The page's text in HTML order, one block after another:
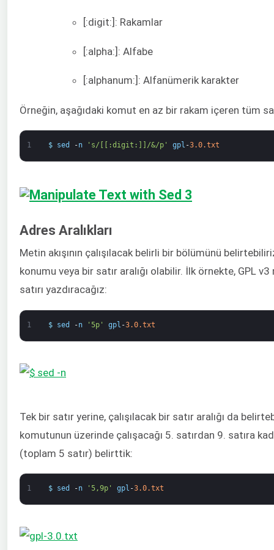
[:digit:]: Rakamlar
[:alpha:]: Alfabe
[:alphanum:]: Alfanümerik karakter
Örneğin, aşağıdaki komut en az bir rakam içeren tüm
1 $ sed -n 's/[[:digit:]]/&/p' gpl -3.0.txt
Adres Aralıkları
Metin akışının çalışılacak belirli bir bölümünü
konumu veya bir satır aralığı olabilir. İlk örnekte, GPL
satırı yazdıracağız:
1 $ sed -n '5p' gpl -3.0.txt
Tek bir satır yerine, çalışılacak bir satır aralığı da
komutunun üzerinde çalışacağı 5. satırdan 9. satıra
(toplam 5 satır) belirttik:
1 $ sed -n '5,9p' gpl -3.0.txt